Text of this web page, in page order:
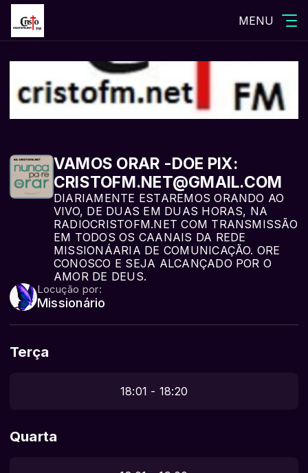
MENU
VAMOS ORAR -DOE PIX:
CRISTOFM.NET@GMAIL.COM
DIARIAMENTE ESTAREMOS ORANDO AO
VIVO, DE DUAS EM DUAS HORAS, NA
RADIOCRISTOFM.NET COM TRANSMISSÃO
EM TODOS OS CAANAIS DA REDE
MISSIONÁARIA DE COMUNICAÇÃO. ORE
CONOSCO E SEJA ALCANÇADO POR O
AMOR DE DEUS.
Locução por:
Missionário
Terça
18:01 - 18:20
Quarta